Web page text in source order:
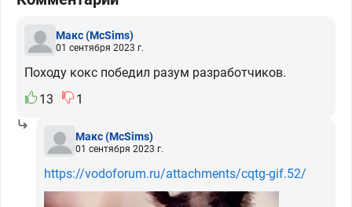
Макс(McSims)
01 сентября 2023 г.
Походу кокс победил разум разработчиков.
13
1
Макс(McSims)
01 сентября 2023 г.
https://vodoforum.ru/attachments/cqtg-gif.52/